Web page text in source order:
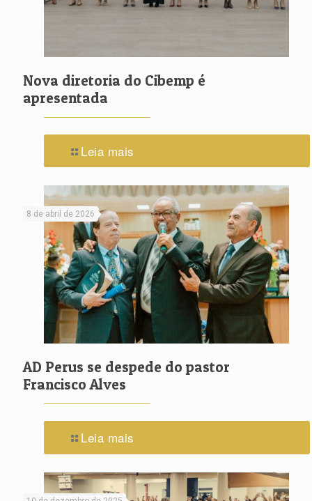
Nova diretoria do Cibemp é
apresentada
Leia mais
8 de abril de 2026
AD Perus se despede do pastor
Francisco Alves
Leia mais